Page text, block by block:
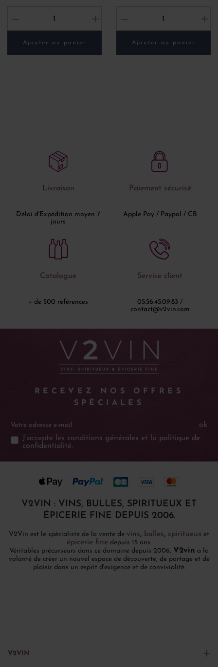
- +
Ajouter au panier
- +
Ajouter au panier
Livraison
Délai d'Expédition moyen 7
jours
Paiement sécurisé
Apple Pay / Paypal / CB
Catalogue
+ de 500 références
Service client
05.56.45.09.83 /
contact@v2vin.com
RECEVEZ NOS OFFRES
SPÉCIALES
ok
J'accepte les conditions générales et la politique de
confidentialité.
V2VIN : VINS, BULLES, SPIRITUEUX ET
ÉPICERIE FINE DEPUIS 2006.
V2Vin est le spécialiste de la vente de vins, bulles, spiritueux et
épicerie fine depuis 15 ans.
Véritables précurseurs dans ce domaine depuis 2006, V2vin a la
volonté de créer un nouvel espace de découverte, de partage et de
plaisir dans un esprit d'exigence et de convivialité.
V2VIN